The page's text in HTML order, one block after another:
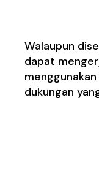
Walaupun
dapat
dukungan